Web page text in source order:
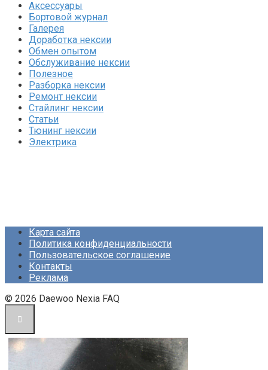
Аксессуары
Бортовой журнал
Галерея
Доработка нексии
Обмен опытом
Обслуживание нексии
Полезное
Разборка нексии
Ремонт нексии
Стайлинг нексии
Статьи
Тюнинг нексии
Электрика
Карта сайта
Политика конфиденциальности
Пользовательское соглашение
Контакты
Реклама
© 2026 Daewoo Nexia FAQ